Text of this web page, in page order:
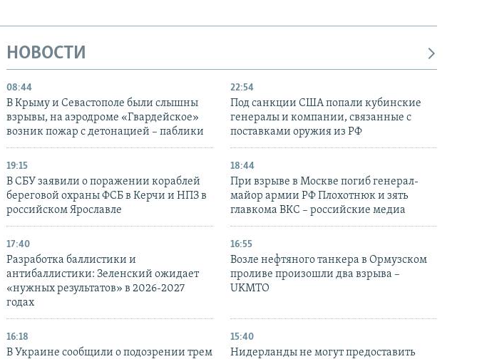
НОВОСТИ
08:44
В Крыму и Севастополе были слышны
взрывы, на аэродроме «Гвардейское»
возник пожар с детонацией – паблики
22:54
Под санкции США попали кубинские
генералы и компании, связанные с
поставками оружия из РФ
19:15
В СБУ заявили о поражении кораблей
береговой охраны ФСБ в Керчи и НПЗ в
российском Ярославле
18:44
При взрыве в Москве погиб генерал-
майор армии РФ Плохотнюк и зять
главкома ВКС – российские медиа
17:40
Разработка баллистики и
антибаллистики: Зеленский ожидает
«нужных результатов» в 2026-2027
годах
16:55
Возле нефтяного танкера в Ормузском
проливе произошли два взрыва –
UKMTO
16:18
В Украине сообщили о подозрении трем
15:40
Нидерланды не могут предоставить